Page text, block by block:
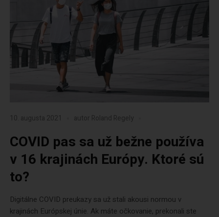
10. augusta 2021 autor Roland Regely
COVID pas sa už bežne používa
v 16 krajinách Európy. Ktoré sú
to?
Digitálne COVID preukazy sa už stali akousi normou v
krajinách Európskej únie. Ak máte očkovanie, prekonali ste